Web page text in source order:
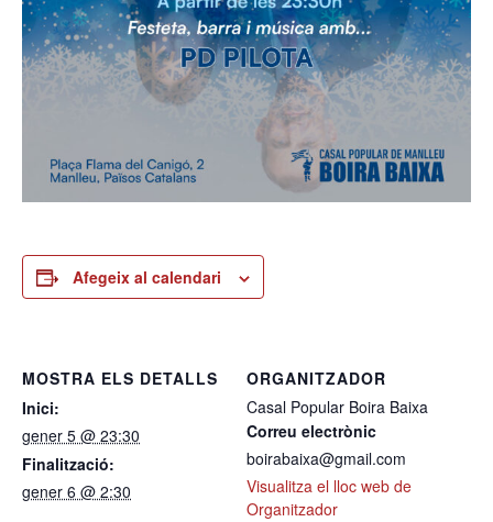
Afegeix al calendari
MOSTRA ELS DETALLS
Inici:
gener 5 @ 23:30
Finalització:
gener 6 @ 2:30
ORGANITZADOR
Casal Popular Boira Baixa
Correu electrònic
boirabaixa@gmail.com
Visualitza el lloc web de
Organitzador